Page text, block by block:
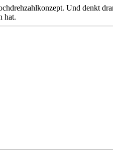
Und denkt
hat.